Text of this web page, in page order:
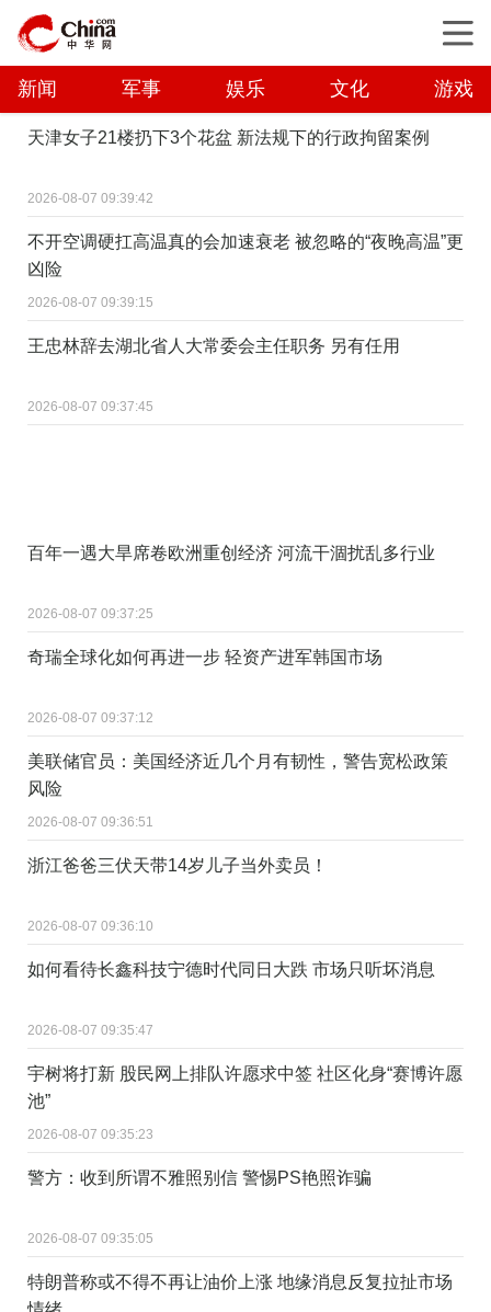
新闻 军事 娱乐 文化 游戏
天津女子21楼扔下3个花盆 新法规下的行政拘留案例
2026-08-07 09:39:42
不开空调硬扛高温真的会加速衰老 被忽略的“夜晚高温”更
凶险
2026-08-07 09:39:15
王忠林辞去湖北省人大常委会主任职务 另有任用
2026-08-07 09:37:45
百年一遇大旱席卷欧洲重创经济 河流干涸扰乱多行业
2026-08-07 09:37:25
奇瑞全球化如何再进一步 轻资产进军韩国市场
2026-08-07 09:37:12
美联储官员：美国经济近几个月有韧性，警告宽松政策
风险
2026-08-07 09:36:51
浙江爸爸三伏天带14岁儿子当外卖员！
2026-08-07 09:36:10
如何看待长鑫科技宁德时代同日大跌 市场只听坏消息
2026-08-07 09:35:47
宇树将打新 股民网上排队许愿求中签 社区化身“赛博许愿
池”
2026-08-07 09:35:23
警方：收到所谓不雅照别信 警惕PS艳照诈骗
2026-08-07 09:35:05
特朗普称或不得不再让油价上涨 地缘消息反复拉扯市场